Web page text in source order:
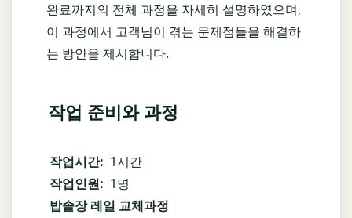
완료까지의 전체 과정을 자세히 설명하였으며,
이 과정에서 고객님이 겪는 문제점들을 해결하
는 방안을 제시합니다.
작업 준비와 과정
작업시간: 1시간
작업인원: 1명
밥솥장 레일 교체과정